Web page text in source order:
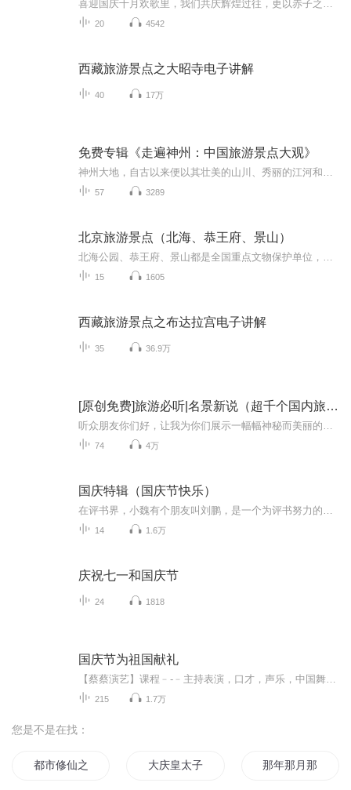
20 4542
西藏旅游景点之大昭寺电子讲解
40 17万
免费专辑《走遍神州：中国旅游景点大观》
57 3289
北京旅游景点（北海、恭王府、景山）
15 1605
西藏旅游景点之布达拉宫电子讲解
35 36.9万
[原创免费]旅游必听|名景新说（超千个国内旅游景点
74 4万
国庆特辑（国庆节快乐）
14 1.6万
庆祝七一和国庆节
24 1818
国庆节为祖国献礼
215 1.7万
您是不是在找：
都市修仙之主角背景有点强大庆皇太子 那年那月那时节